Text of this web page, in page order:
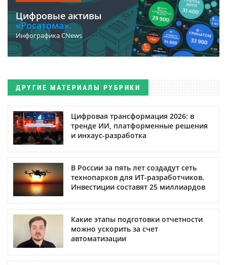
Цифровые активы
«Росатома».
Инфографика CNews
ДРУГИЕ МАТЕРИАЛЫ РУБРИКИ
Цифровая трансформация 2026: в
тренде ИИ, платформенные решения
и инхаус-разработка
В России за пять лет создадут сеть
технопарков для ИТ-разработчиков.
Инвестиции составят 25 миллиардов
Какие этапы подготовки отчетности
можно ускорить за счет
автоматизации